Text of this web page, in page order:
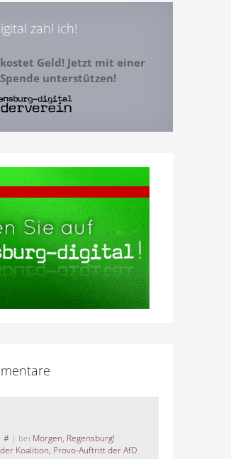
zahl ich!
Geld! Jetzt mit einer
unterstützen!
#| bei Morgen, Regensburg!
Koalition, Provo-Auftritt der AfD